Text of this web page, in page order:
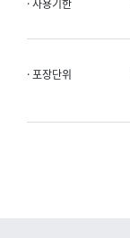
· 사용기한
· 포장단위